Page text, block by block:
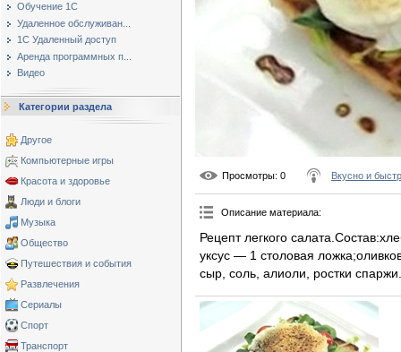
Обучение 1С
Удаленное обслуживан...
1С Удаленный доступ
Аренда программных п...
Видео
Категории раздела
Другое
Компьютерные игры
Красота и здоровье
Люди и блоги
Музыка
Общество
Путешествия и события
Развлечения
Сериалы
Спорт
Транспорт
Просмотры: 0 Вкусно и
Описание материала:
Рецепт легкого
уксус — 1 столовая
сыр, соль, алиоли, ростки спаржи.